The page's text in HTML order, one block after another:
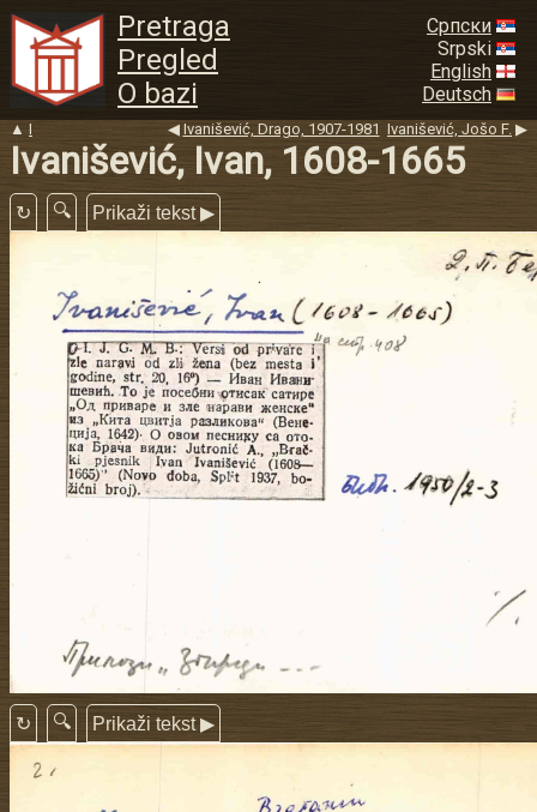
Pretraga
Pregled
O bazi
Српски
Srpski
English
Deutsch
▲ I ◀ Ivanišević, Drago, 1907-1981 Ivanišević, Jošo F. ▶
Ivanišević, Ivan, 1608-1665